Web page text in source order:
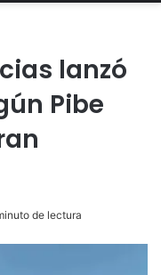
lanzó
Pibe
de lectura